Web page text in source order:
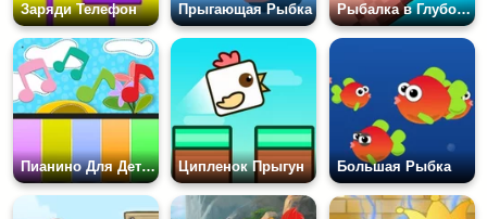
Заряди Телефон Прыгающая Рыбка Рыбалка в Глубоком Море
Пианино Для Детей Ципленок Прыгун Большая Рыбка